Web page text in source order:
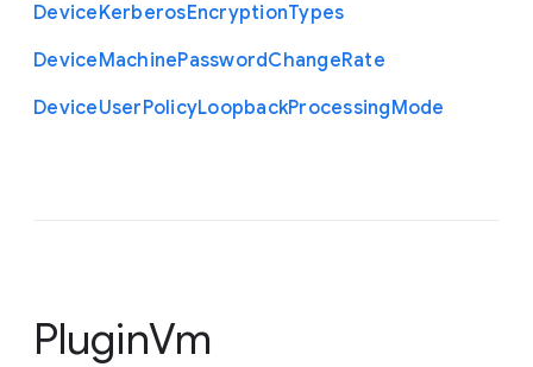
DeviceKerberosEncryptionTypes
DeviceMachinePasswordChangeRate
DeviceUserPolicyLoopbackProcessingMode
PluginVm